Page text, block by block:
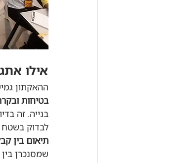
אילו
ההאקתון
בטיחות
בנייה. זה
לבדוק בשטח
תיאום בין
שמסנכרן